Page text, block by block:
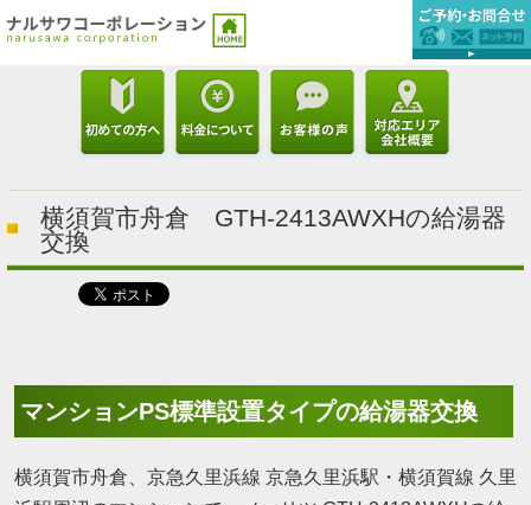
横須賀市舟倉 GTH-2413AWXHの給湯器
交換
マンションPS標準設置タイプの給湯器交換
横須賀市舟倉、京急久里浜線 京急久里浜駅・横須賀線 久里